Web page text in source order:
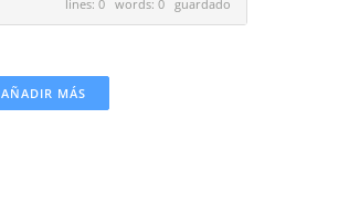
lines: 0 words: 0 guardado
AÑADIR MÁS